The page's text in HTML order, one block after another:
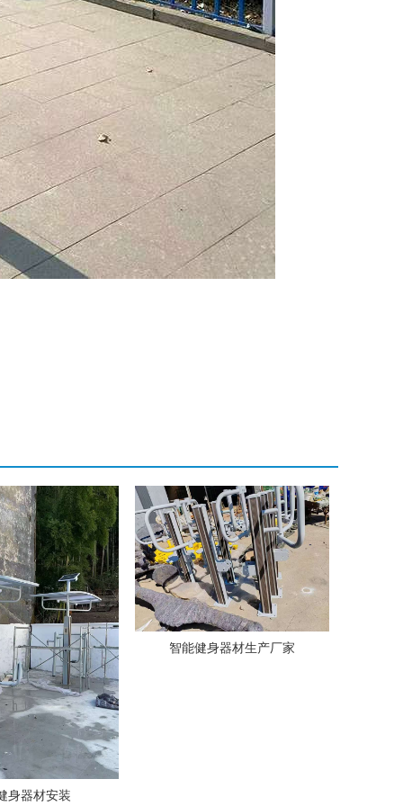
身器材安装
智能健身器材生产厂家